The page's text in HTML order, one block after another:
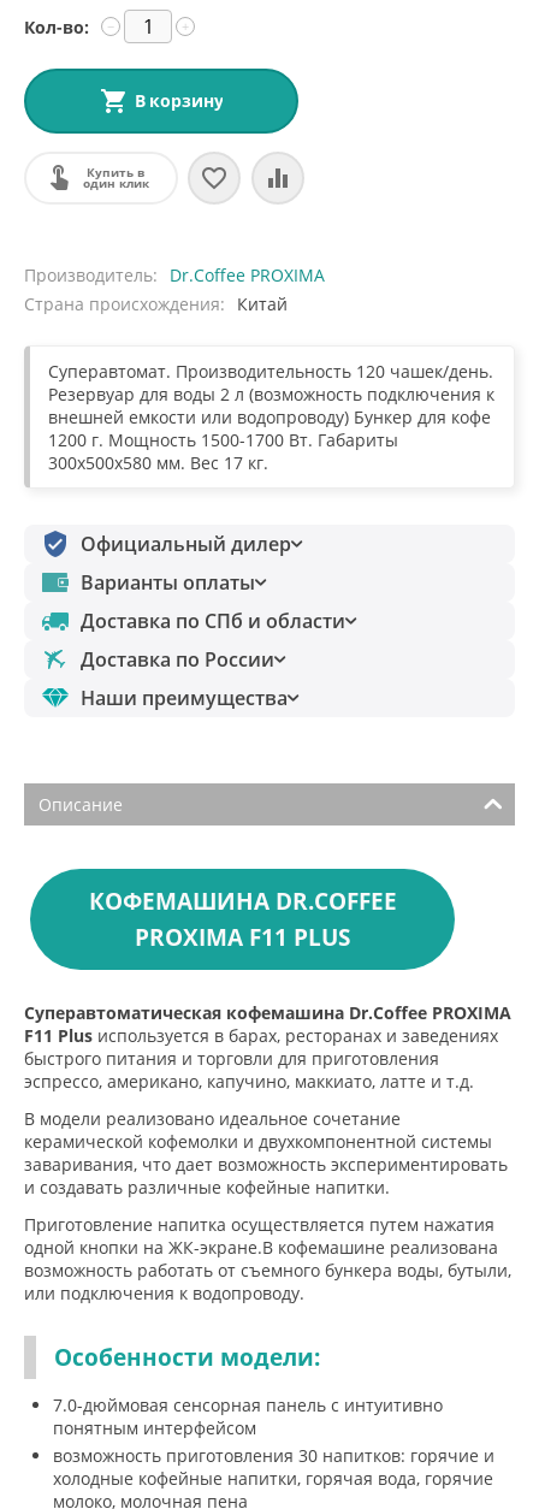
Кол-во: +
−
В корзину
Купить в
один клик
Производитель
Dr.Coffee PROXIMA
Страна происхождения
Китай
Суперавтомат. Производительность 120 чашек/день.
Резервуар для воды 2 л (возможность подключения к
внешней емкости или водопроводу) Бункер для кофе
1200 г. Мощность 1500-1700 Вт. Габариты
300х500х580 мм. Вес 17 кг.
Официальный дилер
Варианты оплаты
Доставка по СПб и области
Доставка по России
Наши преимущества
Описание
КОФЕМАШИНА DR.COFFEE
PROXIMA F11 PLUS
Суперавтоматическая кофемашина Dr.Coffee PROXIMA
F11 Plus используется в барах, ресторанах и заведениях
быстрого питания и торговли для приготовления
эспрессо, американо, капучино, маккиато, латте и т.д.
В модели реализовано идеальное сочетание
керамической кофемолки и двухкомпонентной системы
заваривания, что дает возможность экспериментировать
и создавать различные кофейные напитки.
Приготовление напитка осуществляется путем нажатия
одной кнопки на ЖК-экране.В кофемашине реализована
возможность работать от съемного бункера воды, бутыли,
или подключения к водопроводу.
Особенности модели:
7.0-дюймовая сенсорная панель с интуитивно
понятным интерфейсом
возможность приготовления 30 напитков: горячие и
холодные кофейные напитки, горячая вода, горячие
молоко, молочная пена